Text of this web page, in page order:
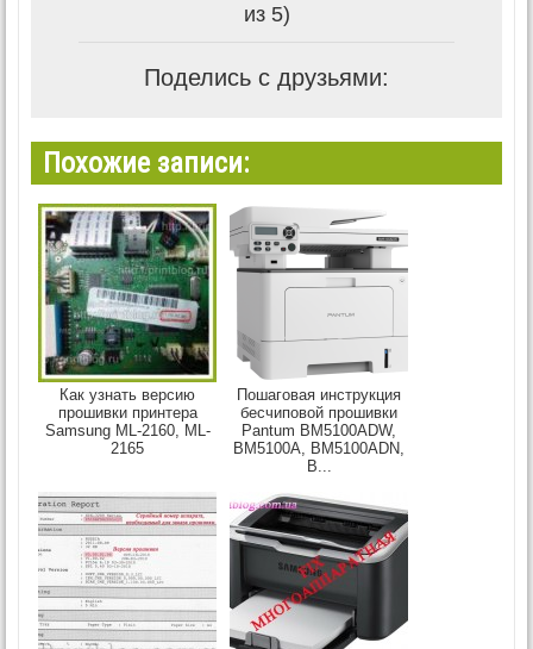
из 5)
Поделись с друзьями:
Похожие записи:
Как узнать версию
прошивки принтера
Samsung ML-2160, ML-
2165
Пошаговая инструкция
бесчиповой прошивки
Pantum BM5100ADW,
BM5100A, BM5100ADN,
B...